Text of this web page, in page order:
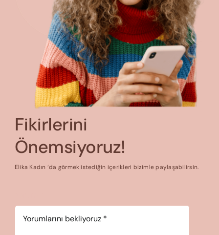
Fikirlerini
Önemsiyoruz!
Elika Kadın ‘da görmek istediğin içerikleri bizimle paylaşabilirsin.